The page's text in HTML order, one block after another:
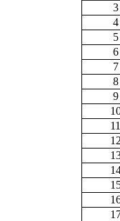
3
4
5
6
7
8
9
11